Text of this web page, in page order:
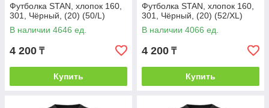
Футболка STAN, хлопок 160,
301, Чёрный, (20) (50/L)
В наличии 4646 ед.
4 200 ₸
Купить
Футболка STAN, хлопок 160,
301, Чёрный, (20) (52/XL)
В наличии 4066 ед.
4 200 ₸
Купить